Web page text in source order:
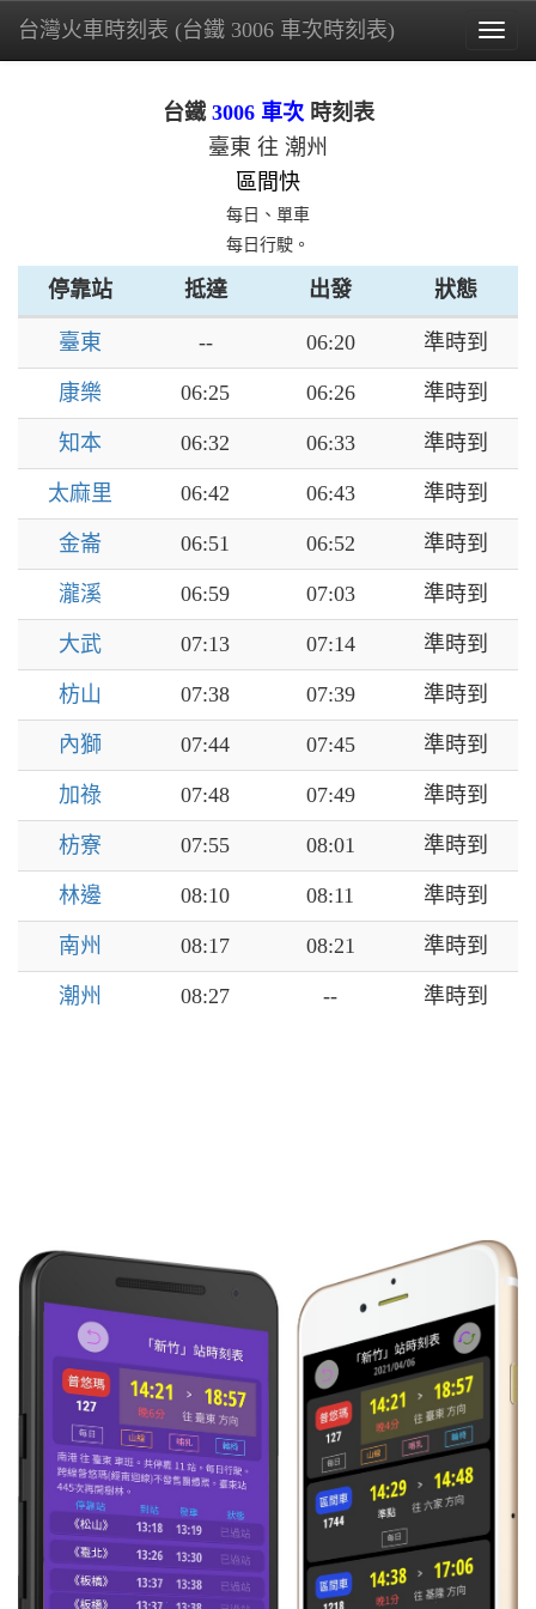
台灣火車時刻表 (台鐵 3006 車次時刻表)
台鐵3006 車次時刻表
臺東 往 潮州
區間快
每日、單車
每日行駛。
停靠站 抵達 出發 狀態
臺東 -- 06:20 準時到
康樂 06:25 06:26 準時到
知本 06:32 06:33 準時到
太麻里 06:42 06:43 準時到
金崙 06:51 06:52 準時到
瀧溪 06:59 07:03 準時到
大武 07:13 07:14 準時到
枋山 07:38 07:39 準時到
內獅 07:44 07:45 準時到
加祿 07:48 07:49 準時到
枋寮 07:55 08:01 準時到
林邊 08:10 08:11 準時到
南州 08:17 08:21 準時到
潮州 08:27 -- 準時到